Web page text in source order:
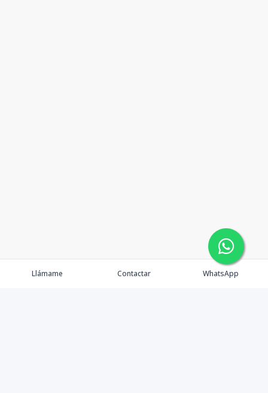
Llámame Contactar WhatsApp